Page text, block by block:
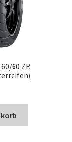
60 ZR